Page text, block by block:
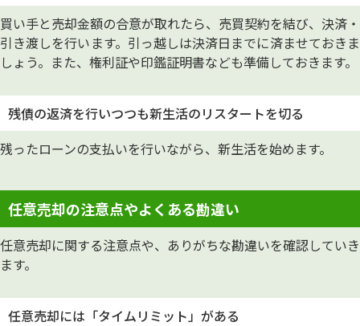
買い手と売却金額の合意が取れたら、売買契約を結び、決済・
引き渡しを行います。引っ越しは決済日までに済ませておきま
しょう。また、権利証や印鑑証明書なども準備しておきます。
残債の返済を行いつつも新生活のリスタートを切る
残ったローンの支払いを行いながら、新生活を始めます。
任意売却の注意点やよくある勘違い
任意売却に関する注意点や、ありがちな勘違いを確認していき
ます。
任意売却には「タイムリミット」がある